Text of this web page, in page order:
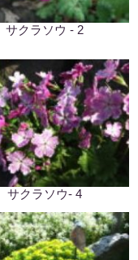
サクラソウ - 2
サクラソウ- 4